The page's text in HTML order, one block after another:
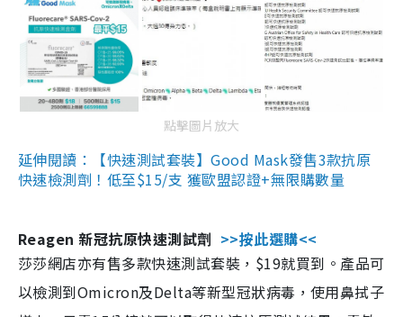
點擊圖片放大
延伸閱讀：【快速測試套裝】Good Mask發售3款抗原
快速檢測劑！低至$15/支 獲歐盟認證+無限購數量
Reagen 新冠抗原快速測試劑 >>按此選購<<
莎莎網店亦有售多款快速測試套裝，$19就買到。產品可
以檢測到Omicron及Delta等新型冠狀病毒，使用鼻拭子